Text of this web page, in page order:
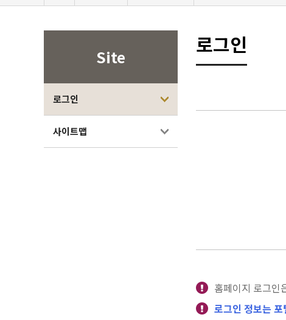
Site
로그인
사이트맵
로그인
홈페이지 로그인
로그인 정보는